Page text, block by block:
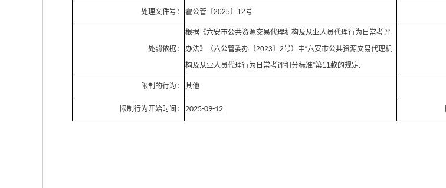
处理文件号： 霍公管〔2025〕12号
处罚依据：
根据《六安市公共资源交易代理机构及从业人员代理行为日常考评
办法》（六公管委办〔2023〕2号）中“六安市公共资源交易代理机
构及从业人员代理行为日常考评扣分标准”第11款的规定.
限制的行为： 其他
限制行为开始时间： 2025-09-12